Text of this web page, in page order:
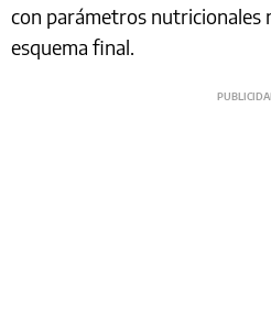
con parámetros nutricionales
esquema final.